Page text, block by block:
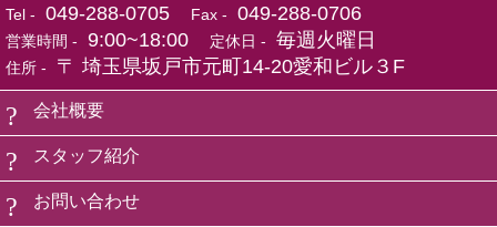
Tel - 049-288-0705 Fax - 049-288-0706
営業時間 - 9:00~18:00 定休日 - 毎週火曜日
住所 - 〒 埼玉県坂戸市元町14-20愛和ビル３F
会社概要
スタッフ紹介
お問い合わせ